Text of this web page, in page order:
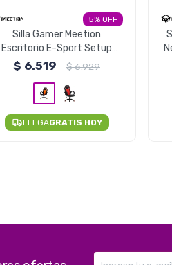
5
Silla Gamer Meetion
Escritorio E-Sport Setup
CHR05 - Naranja y negro
$ 6.519 $6.929
LLEGAGRATIS HOY